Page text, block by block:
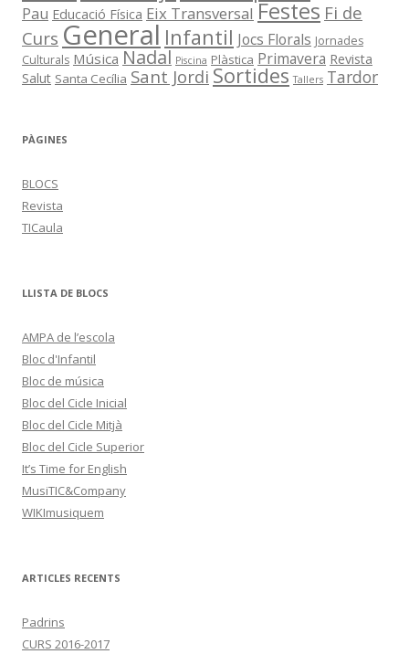
Pau Educació Física Eix Transversal Festes Fi de
Curs General Infantil Jocs Florals Jornades
Culturals Música Nadal Piscina Plàstica Primavera Revista
Salut Santa Cecília Sant Jordi Sortides Tallers Tardor
PÀGINES
BLOCS
Revista
TICaula
LLISTA DE BLOCS
AMPA de l’escola
Bloc d'Infantil
Bloc de música
Bloc del Cicle Inicial
Bloc del Cicle Mitjà
Bloc del Cicle Superior
It’s Time for English
MusiTIC&Company
WIKImusiquem
ARTICLES RECENTS
Padrins
CURS 2016-2017